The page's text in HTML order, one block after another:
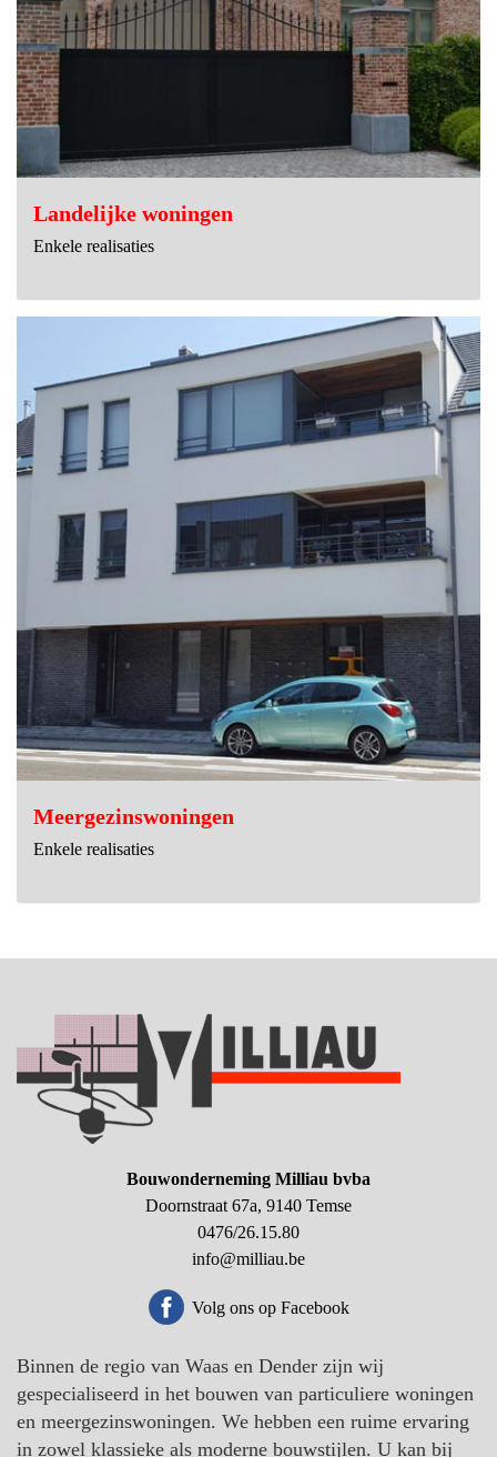
Landelijke woningen
Enkele realisaties
Meergezinswoningen
Enkele realisaties
Bouwonderneming Milliau bvba
Doornstraat 67a, 9140 Temse
0476/26.15.80
info@milliau.be
Volg ons op Facebook
Binnen de regio van Waas en Dender zijn wij
gespecialiseerd in het bouwen van particuliere woningen
en meergezinswoningen. We hebben een ruime ervaring
in zowel klassieke als moderne bouwstijlen. U kan bij